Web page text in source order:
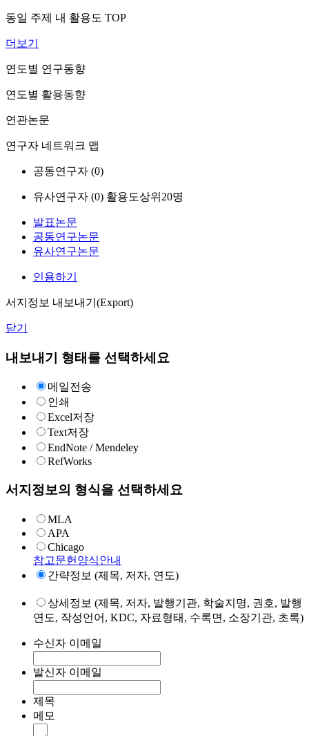
동일 주제 내 활용도 TOP
더보기
연도별 연구동향
연도별 활용동향
연관논문
연구자 네트워크 맵
공동연구자 (0)
유사연구자 (0) 활용도상위20명
발표논문
공동연구논문
유사연구논문
인용하기
서지정보 내보내기(Export)
닫기
내보내기 형태를 선택하세요
메일전송
인쇄
Excel저장
Text저장
EndNote / Mendeley
RefWorks
서지정보의 형식을 선택하세요
MLA
APA
Chicago
참고문헌양식안내
간략정보 (제목, 저자, 연도)
상세정보 (제목, 저자, 발행기관, 학술지명, 권호, 발행
연도, 작성언어, KDC, 자료형태, 수록면, 소장기관, 초록)
수신자 이메일
발신자 이메일
제목
메모